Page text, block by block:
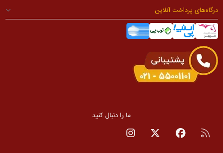
درگاه‌های پرداخت آنلاین
ما را دنبال کنید
RSS صفحه فیسبوک
صفحه تویترصفحه اینستاگرام